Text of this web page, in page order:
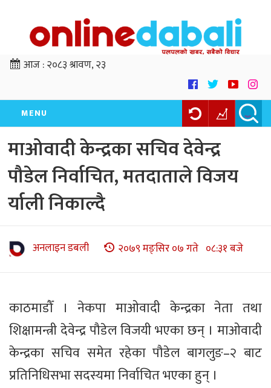
आज :२०८३ श्रावण, २३
MENU
माओवादी केन्द्रका सचिव देवेन्द्र
पौडेल निर्वाचित, मतदाताले विजय
र्याली निकाल्दै
अनलाइन डबली २०७९ मङ्सिर ०७ गते ०८:३१ बजे
काठमाडौँ । नेकपा माओवादी केन्द्रका नेता तथा
शिक्षामन्त्री देवेन्द्र पौडेल विजयी भएका छन् । माओवादी
केन्द्रका सचिव समेत रहेका पौडेल बागलुङ–२ बाट
प्रतिनिधिसभा सदस्यमा निर्वाचित भएका हुन् ।